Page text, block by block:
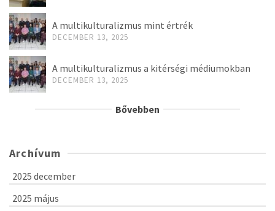
A multikulturalizmus mint értrék
DECEMBER 13, 2025
A multikulturalizmus a kitérségi médiumokban
DECEMBER 13, 2025
Bővebben
Archívum
2025 december
2025 május